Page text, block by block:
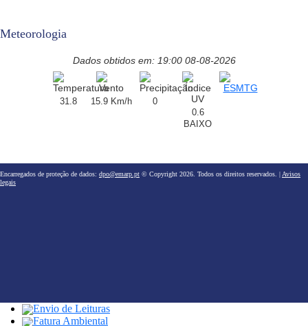
Meteorologia
Dados obtidos em: 19:00 08-08-2026
31.8 15.9 Km/h
0
0.6
BAIXO
Encarregados de proteção de dados: dpo@emarp.pt © Copyright 2026. Todos os direitos reservados. | Avisos
legais
Envio de Leituras
Fatura Ambiental